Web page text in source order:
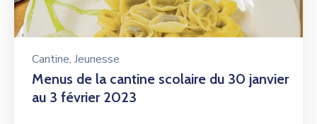
Cantine‚ Jeunesse
Menus de la cantine scolaire du 30 janvier
au 3 février 2023